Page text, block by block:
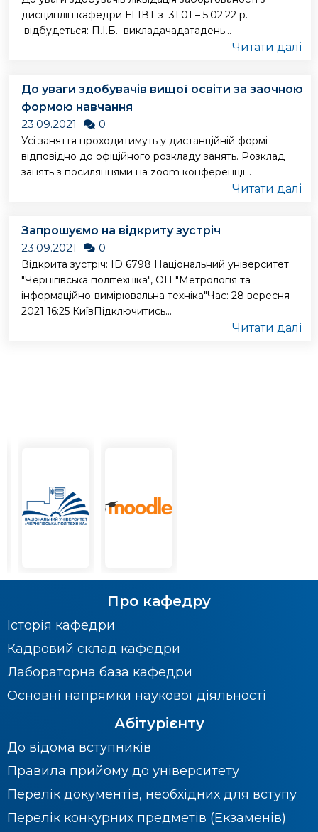
дисциплін кафедри ЕІ ІВТ з 31.01 – 5.02.22 р.
відбудеться: П.І.Б. викладачадатадень...
Читати далі
До уваги здобувачів вищої освіти за заочною
формою навчання
23.09.2021
0
Усі заняття проходитимуть у дистанційній формі
відповідно до офіційного розкладу занять. Розклад
занять з посиляннями на zoom конференції...
Читати далі
Запрошуємо на відкриту зустріч
23.09.2021
0
Відкрита зустріч: ID 6798 Національний університет
"Чернігівська політехніка", ОП "Метрологія та
інформаційно-вимірювальна техніка"Час: 28 вересня
2021 16:25 КиївПідключитись...
Читати далі
Про кафедру
Історія кафедри
Кадровий склад кафедри
Лабораторна база кафедри
Основні напрямки наукової діяльності
Абітурієнту
До відома вступників
Правила прийому до університету
Перелік документів, необхідних для вступу
Перелік конкурних предметів (Екзаменів)